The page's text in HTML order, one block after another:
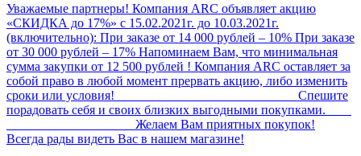
Уважаемые партнеры! Компания ARC объявляет акцию
«СКИДКА до 17%» с 15.02.2021г. до 10.03.2021г.
(включительно): При заказе от 14 000 рублей – 10% При заказе
от 30 000 рублей – 17% Напоминаем Вам, что минимальная
сумма закупки от 12 500 рублей ! Компания ARC оставляет за
собой право в любой момент прервать акцию, либо изменить
сроки или условия! Спешите
порадовать себя и своих близких выгодными покупками.
Желаем Вам приятных покупок!
Всегда рады видеть Вас в нашем магазине!